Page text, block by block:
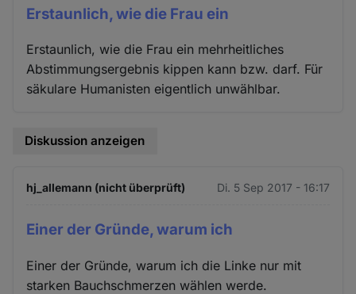
Erstaunlich, wie die Frau ein
Erstaunlich, wie die Frau ein mehrheitliches
Abstimmungsergebnis kippen kann bzw. darf. Für
säkulare Humanisten eigentlich unwählbar.
Diskussion anzeigen
hj_allemann (nicht überprüft) Di. 5 Sep 2017 - 16:17
Einer der Gründe, warum ich
Einer der Gründe, warum ich die Linke nur mit
starken Bauchschmerzen wählen werde.